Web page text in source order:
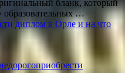
бланк, который
образовательных …
диплом в Орле и на что
приобрести